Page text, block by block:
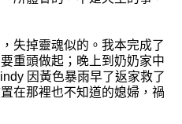
失掉靈魂似的。我本完成了
重頭做起；晚上到奶奶家中
因黃色暴雨早了返家救了
在那裡也不知道的媳婦，禍